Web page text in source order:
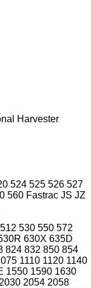
Harvester
524 525 526 527
560 Fastrac JS JZ
512 530 550 572
630X 635D
824 832 850 854
1110 1120 1140
1550 1590 1630
2030 2054 2058